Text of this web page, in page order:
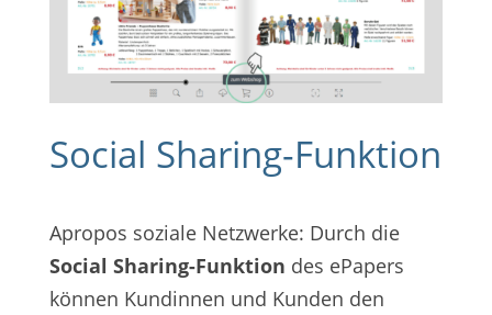
Social Sharing-Funktion
Apropos soziale Netzwerke: Durch die
Social Sharing-Funktion des ePapers
können Kundinnen und Kunden den